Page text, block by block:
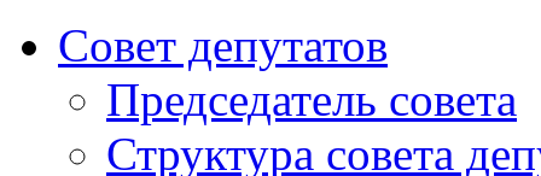
Совет депутатов
Председатель совета
Структура совета